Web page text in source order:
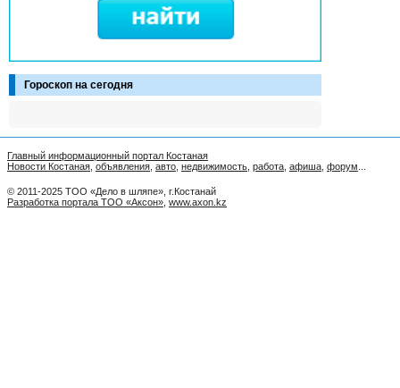
Гороскоп на сегодня
Главный информационный портал Костаная
Новости Костаная объявления авто недвижимость работа афиша форум
© 2011-2025 ТОО «Дело в шляпе», г.Костанай
Разработка портала ТОО «Аксон» www.axon.kz